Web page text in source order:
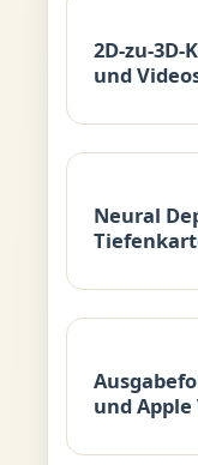
2D-zu-
und
Neural
und